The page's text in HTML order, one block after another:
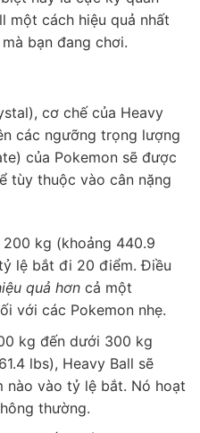
một cách hiệu quả nhất
bạn đang chơi.
cơ chế của Heavy
các ngưỡng trọng lượng
của Pokemon sẽ được
tùy thuộc vào cân nặng
kg (khoảng 440.9
lệ bắt đi 20 điểm. Điều
quả hơncả một
với các Pokemon nhẹ.
kg đến dưới 300 kg
lbs), Heavy Ball sẽ
nào vào tỷ lệ bắt. Nó hoạt
thường.